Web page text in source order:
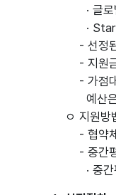
· 글로
· Start-
- 선정
- 지원금
- 가점대
예산은
ㅇ 지원
- 협약체
- 중간평
· 중간